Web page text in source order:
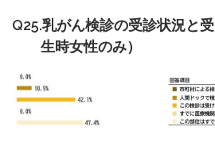
Q25.乳がん検診の受診状況と
生時女性のみ）